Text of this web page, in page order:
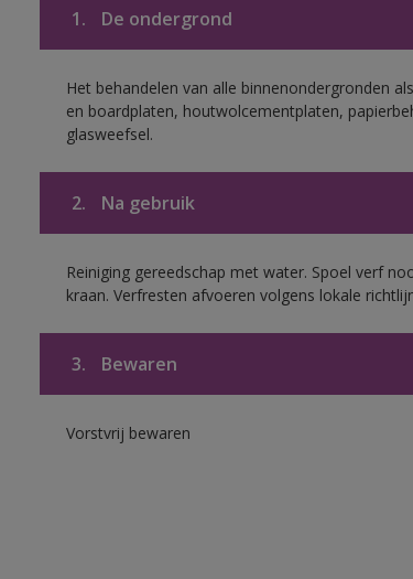
1. De ondergrond
Het behandelen van alle binnenondergronden
en boardplaten, houtwolcementplaten,
glasweefsel.
2. Na gebruik
Reiniging gereedschap met water. Spoel verf
kraan. Verfresten afvoeren volgens lokale
3. Bewaren
Vorstvrij bewaren